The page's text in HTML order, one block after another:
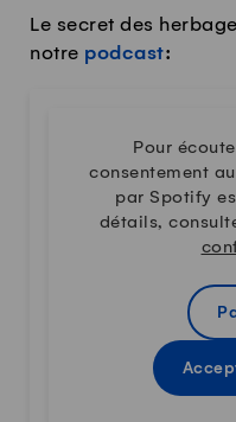
Le secret des
notre podcast:
Pour
consentement
par Spotify
détails,